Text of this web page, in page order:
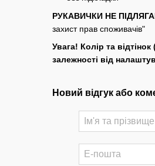
РУКАВИЧКИ НЕ
захист прав споживачів"
Увага! Колір та
залежності від
Новий відгук або